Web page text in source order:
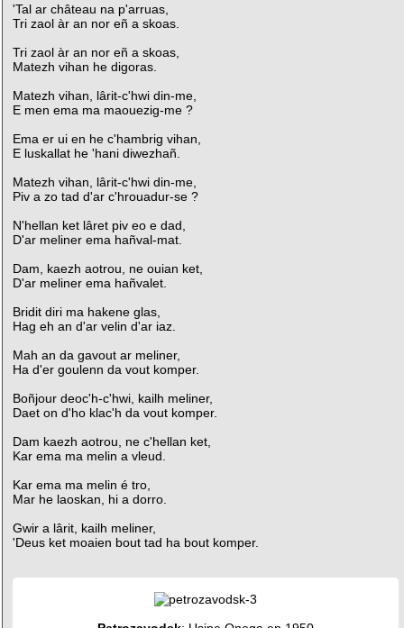
'Tal ar château na p'arruas,
Tri zaol àr an nor eñ a skoas.
Tri zaol àr an nor eñ a skoas,
Matezh vihan he digoras.
Matezh vihan, lârit-c'hwi din-me,
E men ema ma maouezig-me ?
Ema er ui en he c'hambrig vihan,
E luskallat he 'hani diwezhañ.
Matezh vihan, lârit-c'hwi din-me,
Piv a zo tad d'ar c'hrouadur-se ?
N'hellan ket lâret piv eo e dad,
D'ar meliner ema hañval-mat.
Dam, kaezh aotrou, ne ouian ket,
D'ar meliner ema hañvalet.
Bridit diri ma hakene glas,
Hag eh an d'ar velin d'ar iaz.
Mah an da gavout ar meliner,
Ha d'er goulenn da vout komper.
Boñjour deoc'h-c'hwi, kailh meliner,
Daet on d'ho klac'h da vout komper.
Dam kaezh aotrou, ne c'hellan ket,
Kar ema ma melin a vleud.
Kar ema ma melin é tro,
Mar he laoskan, hi a dorro.
Gwir a lârit, kailh meliner,
'Deus ket moaien bout tad ha bout komper.